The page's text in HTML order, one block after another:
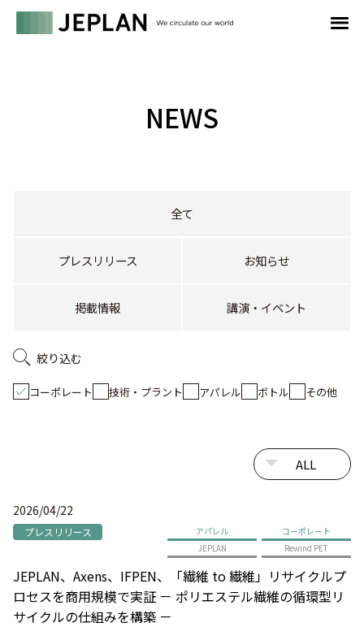
NEWS
全て
プレスリリース お知らせ
掲載情報 講演・イベント
絞り込む
コーポレート 技術・プラント アパレル ボトル その他
2026/04/22
プレスリリース アパレル
コーポレート
JEPLAN
Rewind PET
JEPLAN、Axens、IFPEN、「繊維 to 繊維」リサイクルプ
ロセスを商用規模で実証 － ポリエステル繊維の循環型リ
サイクルの仕組みを構築 －